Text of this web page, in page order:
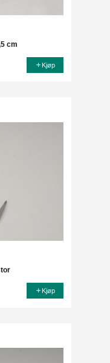
cm
Kjøp
Kjøp